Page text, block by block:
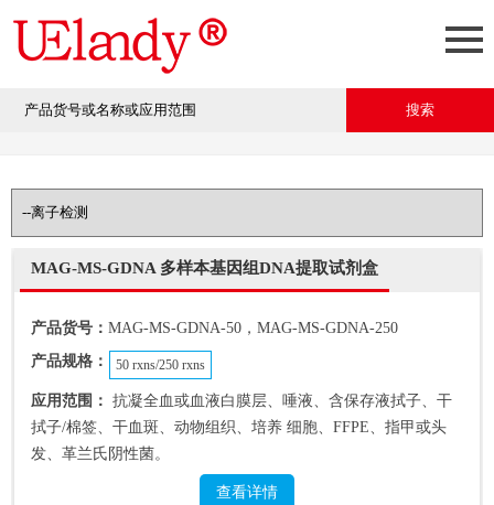
MAG-MS-GDNA 多样本基因组DNA提取试剂盒
产品货号： MAG-MS-GDNA-50，MAG-MS-GDNA-250
产品规格：
50 rxns/250 rxns
应用范围： 抗凝全血或血液白膜层、唾液、含保存液拭子、干
拭子/棉签、干血斑、动物组织、培养 细胞、FFPE、指甲或头
发、革兰氏阴性菌。
查看详情